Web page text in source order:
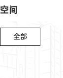
空间
全部